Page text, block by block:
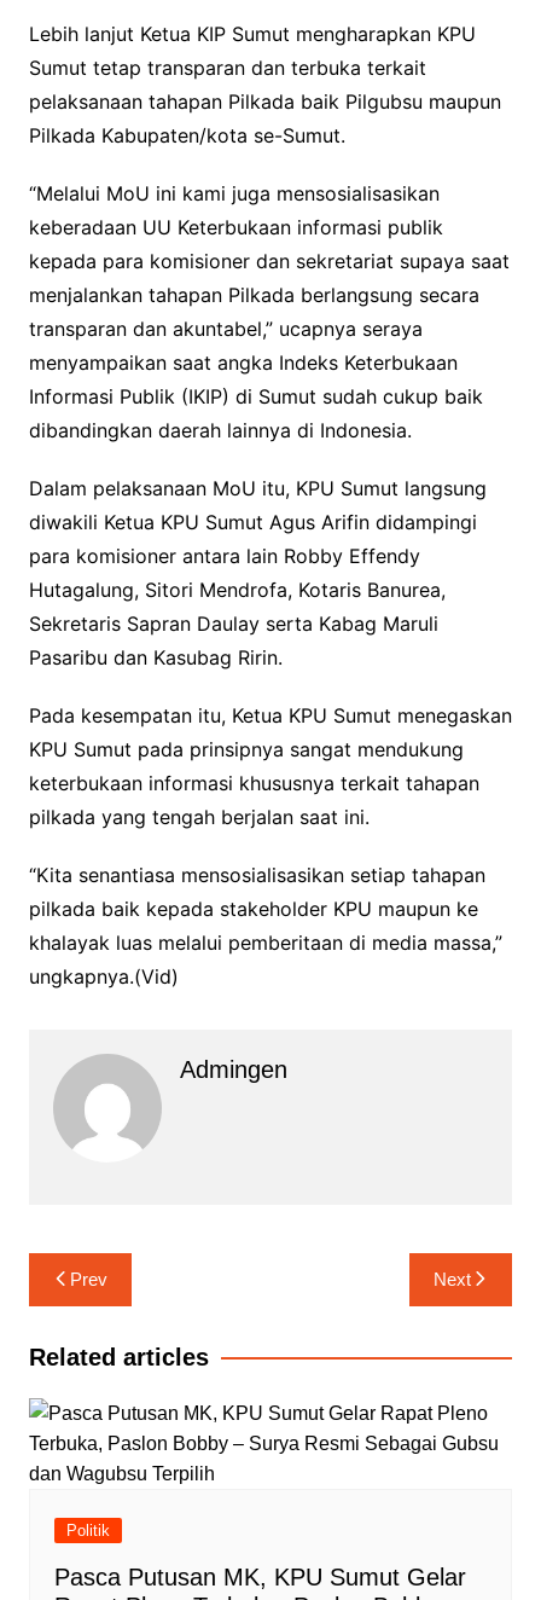
Lebih lanjut Ketua KIP Sumut mengharapkan KPU
Sumut tetap transparan dan terbuka terkait
pelaksanaan tahapan Pilkada baik Pilgubsu maupun
Pilkada Kabupaten/kota se-Sumut.
“Melalui MoU ini kami juga mensosialisasikan
keberadaan UU Keterbukaan informasi publik
kepada para komisioner dan sekretariat supaya saat
menjalankan tahapan Pilkada berlangsung secara
transparan dan akuntabel,” ucapnya seraya
menyampaikan saat angka Indeks Keterbukaan
Informasi Publik (IKIP) di Sumut sudah cukup baik
dibandingkan daerah lainnya di Indonesia.
Dalam pelaksanaan MoU itu, KPU Sumut langsung
diwakili Ketua KPU Sumut Agus Arifin didampingi
para komisioner antara lain Robby Effendy
Hutagalung, Sitori Mendrofa, Kotaris Banurea,
Sekretaris Sapran Daulay serta Kabag Maruli
Pasaribu dan Kasubag Ririn.
Pada kesempatan itu, Ketua KPU Sumut menegaskan
KPU Sumut pada prinsipnya sangat mendukung
keterbukaan informasi khususnya terkait tahapan
pilkada yang tengah berjalan saat ini.
“Kita senantiasa mensosialisasikan setiap tahapan
pilkada baik kepada stakeholder KPU maupun ke
khalayak luas melalui pemberitaan di media massa,”
ungkapnya.(Vid)
Admingen
Navigasi
pos
Prev Next
Related articles
Politik
Pasca Putusan MK, KPU Sumut Gelar